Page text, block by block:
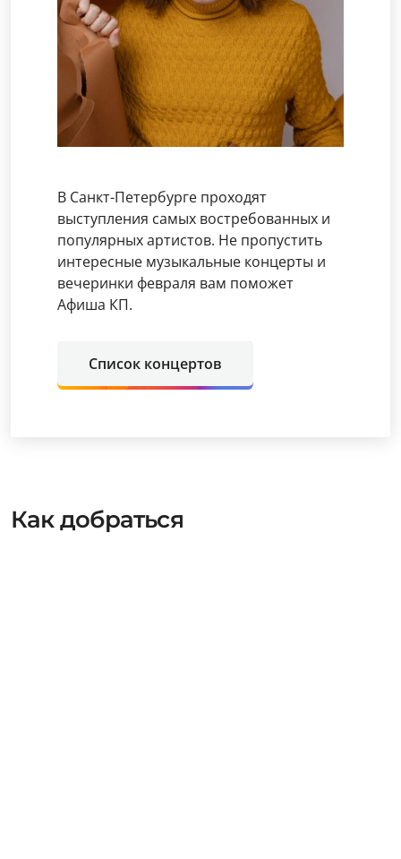
В Санкт-Петербурге проходят
выступления самых востребованных и
популярных артистов. Не пропустить
интересные музыкальные концерты и
вечеринки февраля вам поможет
Афиша КП.
Список концертов
Как добраться